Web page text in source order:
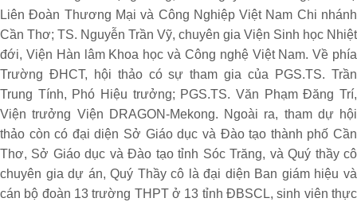
Liên Đoàn Thương Mại và Công Nghiệp Việt Nam Chi nhánh
Cần Thơ; TS. Nguyễn Trần Vỹ, chuyên gia Viện Sinh học Nhiệt
đới, Viện Hàn lâm Khoa học và Công nghệ Việt Nam. Về phía
Trường ĐHCT, hội thảo có sự tham gia của PGS.TS. Trần
Trung Tính, Phó Hiệu trưởng; PGS.TS. Văn Phạm Đăng Trí,
Viện trưởng Viện DRAGON-Mekong. Ngoài ra, tham dự hội
thảo còn có đại diện Sở Giáo dục và Đào tạo thành phố Cần
Thơ, Sở Giáo dục và Đào tạo tỉnh Sóc Trăng, và Quý thầy cô
chuyên gia dự án, Quý Thầy cô là đại diện Ban giám hiệu và
cán bộ đoàn 13 trường THPT ở 13 tỉnh ĐBSCL, sinh viên thực